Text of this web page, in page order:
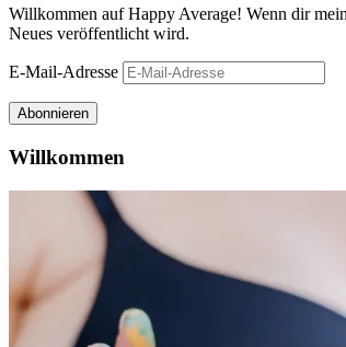
Willkommen auf Happy Average! Wenn dir
Neues veröffentlicht wird.
E-Mail-Adresse
Abonnieren
Willkommen